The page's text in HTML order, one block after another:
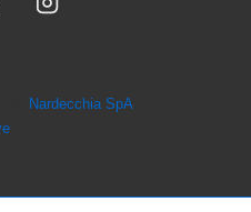
Nardecchia SpA